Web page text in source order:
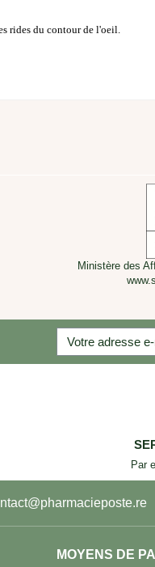
rides du contour de l'oeil.
Ministère des
Par
MOYENS DE